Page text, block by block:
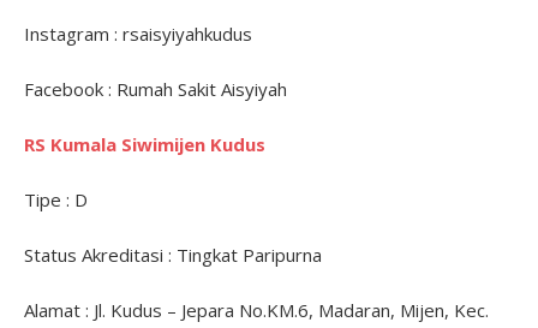
Instagram : rsaisyiyahkudus
Facebook : Rumah Sakit Aisyiyah
RS Kumala Siwimijen Kudus
Tipe : D
Status Akreditasi : Tingkat Paripurna
Alamat : Jl. Kudus – Jepara No.KM.6, Madaran, Mijen, Kec.